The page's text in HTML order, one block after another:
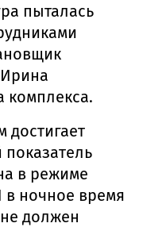
пыталась
комплекса.
достигает
показатель
в режиме
ночное время
должен